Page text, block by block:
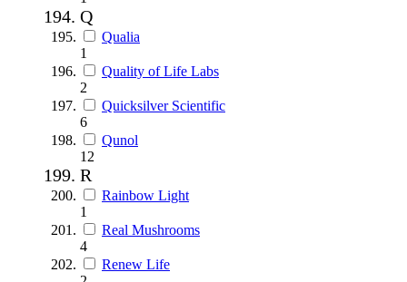
Q
Qualia
1
Quality of Life Labs
2
Quicksilver Scientific
6
Qunol
12
R
Rainbow Light
1
Real Mushrooms
4
Renew Life